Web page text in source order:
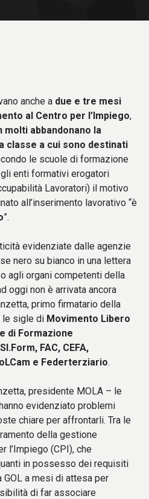
anche a due e tre mesi
al Centro per l’Impiego,
molti abbandonano la
classe a cui sono destinati
le scuole di formazione
enti formativi erogatori
Lavoratori) il motivo
all’inserimento lavorativo “è
”.
evidenziate dalle agenzie
nero su bianco in una lettera
agli organi competenti della
oggi non è arrivata ancora
primo firmatario della
le sigle di Movimento Libero
di Formazione
FAC, CEFA,
e Federterziario.
presidente MOLA – le
evidenziato problemi
chiare per affrontarli. Tra le
della gestione
l’Impiego (CPI), che
in possesso dei requisiti
GOL a mesi di attesa per
di far associare